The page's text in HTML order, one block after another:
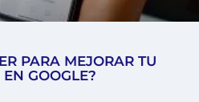
PARA MEJORAR TU
GOOGLE?